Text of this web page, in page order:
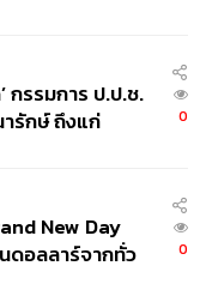
เที่ยงตรง เจ้าของ
ผู้บรรยายเกม หรือ
กย์เป็นงานหลัก
กรรมการ ป.ป.ช.
รักษ์ ถึงแก่
0
New Day
ดอลลาร์จากทั่ว
0